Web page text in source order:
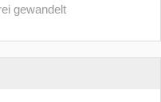
gewandelt